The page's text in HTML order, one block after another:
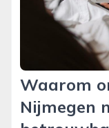
Waarom
Nijmegen